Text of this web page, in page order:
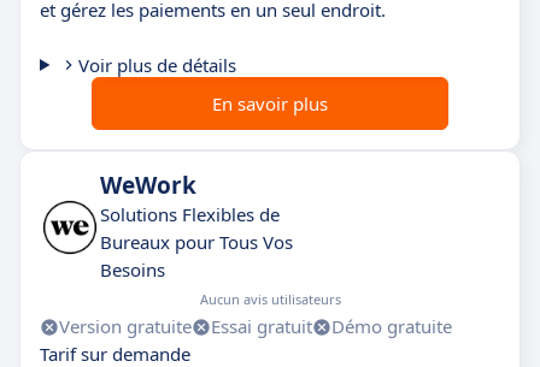
et gérez les paiements en un seul endroit.
Voir plus de détails
En savoir plus
WeWork
Solutions Flexibles de
Bureaux pour Tous Vos
Besoins
Aucun avis utilisateurs
Version gratuite Essai gratuit
Démo gratuite
Tarif sur demande